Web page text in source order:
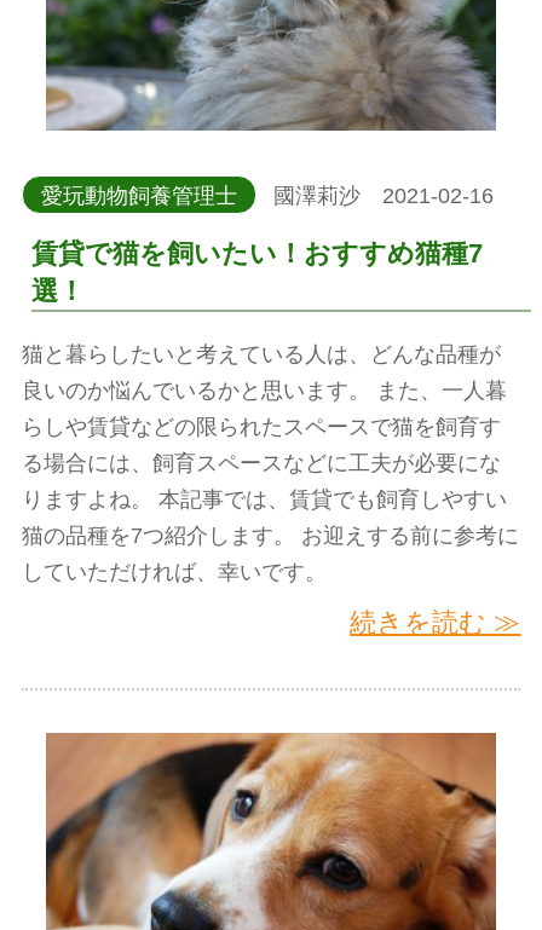
愛玩動物飼養管理士 國澤莉沙 2021-02-16
賃貸で猫を飼いたい！おすすめ猫種7
選！
猫と暮らしたいと考えている人は、どんな品種が
良いのか悩んでいるかと思います。 また、一人暮
らしや賃貸などの限られたスペースで猫を飼育す
る場合には、飼育スペースなどに工夫が必要にな
りますよね。 本記事では、賃貸でも飼育しやすい
猫の品種を7つ紹介します。 お迎えする前に参考に
していただければ、幸いです。
続きを読む ≫